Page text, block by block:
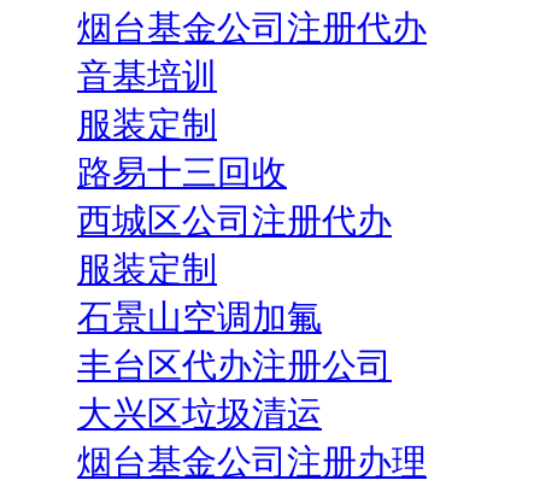
烟台基金公司注册代办
音基培训
服装定制
路易十三回收
西城区公司注册代办
服装定制
石景山空调加氟
丰台区代办注册公司
大兴区垃圾清运
烟台基金公司注册办理